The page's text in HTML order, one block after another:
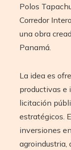
Polos
Corredor
una obra
Panamá.
La idea es
productivas e
licitación
estratégicos.
inversiones
agroindustria,